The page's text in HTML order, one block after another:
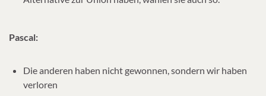
Pascal:
Die anderen haben nicht gewonnen, sondern wir haben
verloren